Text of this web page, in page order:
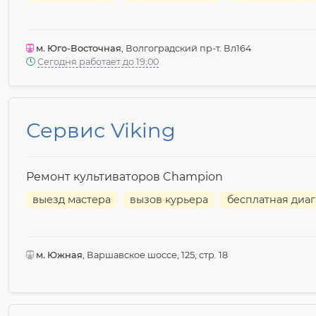
м. Юго-Восточная , Волгоградский пр-т. Вл164
Сегодня работает до 19:00
Сервис Viking
Ремонт культиваторов Champion
выезд мастера вызов курьера бесплатная
м. Южная , Варшавское шоссе, 125, стр. 18